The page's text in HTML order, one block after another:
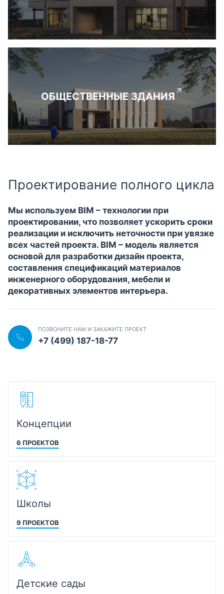
ОБЩЕСТВЕННЫЕ ЗДАНИЯ
Проектирование полного цикла
Мы используем BIM – технологии при
проектировании, что позволяет ускорить сроки
реализации и исключить неточности при увязке
всех частей проекта. BIM – модель является
основой для разработки дизайн проекта,
составления спецификаций материалов
инженерного оборудования, мебели и
декоративных элементов интерьера.
ПОЗВОНИТЕ НАМ И ЗАКАЖИТЕ ПРОЕКТ
+7 (499) 187-18-77
Концепции
6 ПРОЕКТОВ
Школы
9 ПРОЕКТОВ
Детские сады